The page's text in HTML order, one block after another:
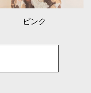
ピンク